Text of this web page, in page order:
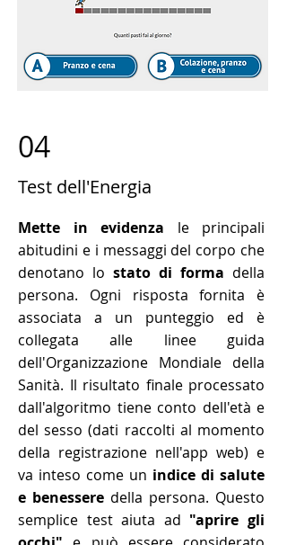
04
Test dell'Energia
Mette in evidenza le principali
abitudini e i messaggi del corpo che
denotano lo stato di forma della
persona. Ogni risposta fornita è
associata a un punteggio ed è
collegata alle linee guida
dell'Organizzazione Mondiale della
Sanità. Il risultato finale processato
dall'algoritmo tiene conto dell'età e
del sesso (dati raccolti al momento
della registrazione nell'app web) e
va inteso come un indice di salute
e benessere della persona. Questo
semplice test aiuta ad "aprire gli